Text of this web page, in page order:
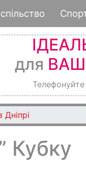
для
Кубку